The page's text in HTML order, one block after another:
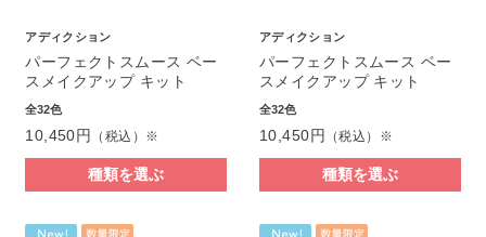
アディクション
パーフェクトスムース ベー
スメイクアップ キット
全32色
10,450円 （税込）※
種類を選ぶ
アディクション
パーフェクトスムース ベー
スメイクアップ キット
全32色
10,450円 （税込）※
種類を選ぶ